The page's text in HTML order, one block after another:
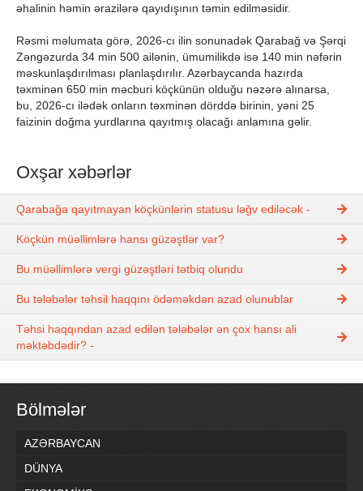
əhalinin həmin ərazilərə qayıdışının təmin edilməsidir.
Rəsmi məlumata görə, 2026-cı ilin sonunadək Qarabağ və Şərqi
Zəngəzurda 34 min 500 ailənin, ümumilikdə isə 140 min nəfərin
məskunlaşdırılması planlaşdırılır. Azərbaycanda hazırda
təxminən 650 min məcburi köçkünün olduğu nəzərə alınarsa,
bu, 2026-cı ilədək onların təxminən dörddə birinin, yəni 25
faizinin doğma yurdlarına qayıtmış olacağı anlamına gəlir.
Oxşar xəbərlər
Qarabağa qayıtmayan köçkünlərin statusu ləğv ediləcək -
Köçkün müəllimlərə hansı güzəştlər var?
Bu müəllimlərə vergi güzəştləri tətbiq olundu
Bu tələbələr təhsil haqqını ödəməkdən azad olunublar
Təhsi haqqından azad edilən tələbələr ən çox hansı ali
məktəbdədir? -
Bölmələr
AZƏRBAYCAN
DÜNYA